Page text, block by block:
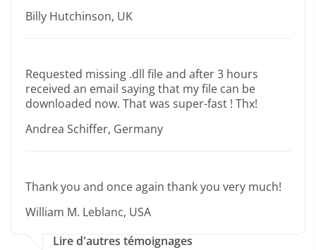
Billy Hutchinson, UK
Requested missing .dll file and after 3 hours
received an email saying that my file can be
downloaded now. That was super-fast ! Thx!
Andrea Schiffer, Germany
Thank you and once again thank you very much!
William M. Leblanc, USA
Lire d'autres témoignages